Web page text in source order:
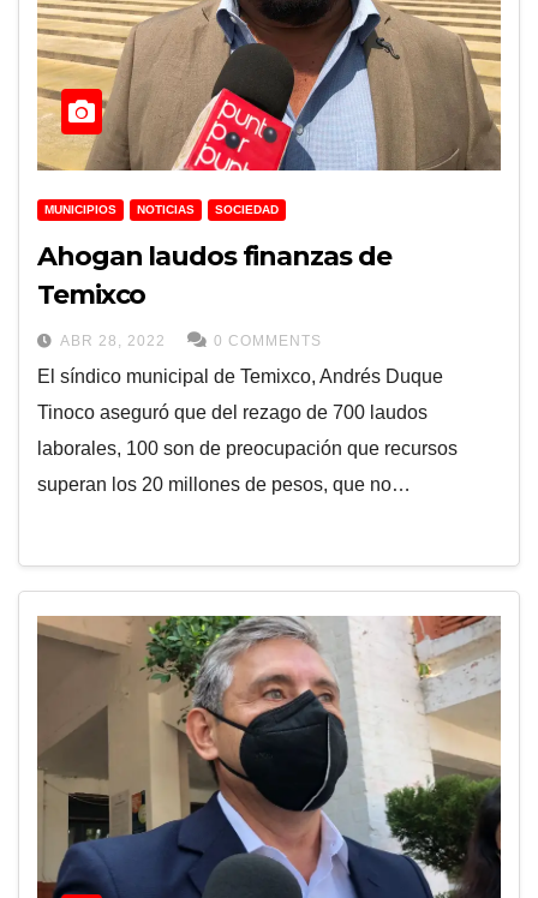
MUNICIPIOS NOTICIAS SOCIEDAD
Ahogan laudos finanzas de
Temixco
ABR 28, 2022 0 COMMENTS
El síndico municipal de Temixco, Andrés Duque
Tinoco aseguró que del rezago de 700 laudos
laborales, 100 son de preocupación que recursos
superan los 20 millones de pesos, que no…